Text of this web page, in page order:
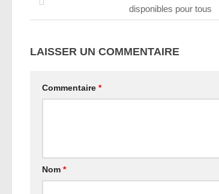
disponibles pour tous
LAISSER UN COMMENTAIRE
Commentaire *
Nom *